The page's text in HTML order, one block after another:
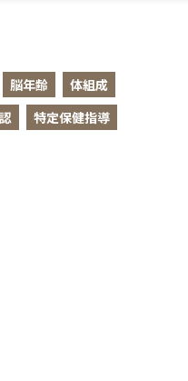
脳年齢
体組成
特定保健指導